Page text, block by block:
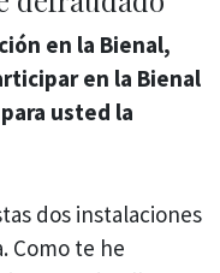
en la Bienal,
en la Bienal
usted la
dos instalaciones
Como te he